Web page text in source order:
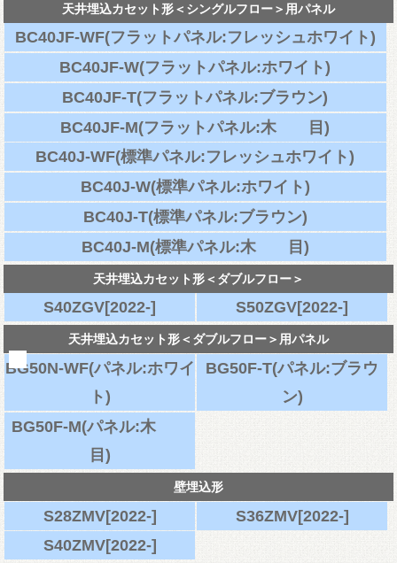
天井埋込カセット形＜シングルフロー＞用パネル
BC40JF-WF(フラットパネル:フレッシュホワイト)
BC40JF-W(フラットパネル:ホワイト)
BC40JF-T(フラットパネル:ブラウン)
BC40JF-M(フラットパネル:木 目)
BC40J-WF(標準パネル:フレッシュホワイト)
BC40J-W(標準パネル:ホワイト)
BC40J-T(標準パネル:ブラウン)
BC40J-M(標準パネル:木 目)
天井埋込カセット形＜ダブルフロー＞
S40ZGV[2022-] S50ZGV[2022-]
天井埋込カセット形＜ダブルフロー＞用パネル
BG50N-WF(パネル:ホワイ
ト)
BG50F-T(パネル:ブラウ
ン)
BG50F-M(パネル:木
目)
壁埋込形
S28ZMV[2022-]
S36ZMV[2022-]
S40ZMV[2022-]